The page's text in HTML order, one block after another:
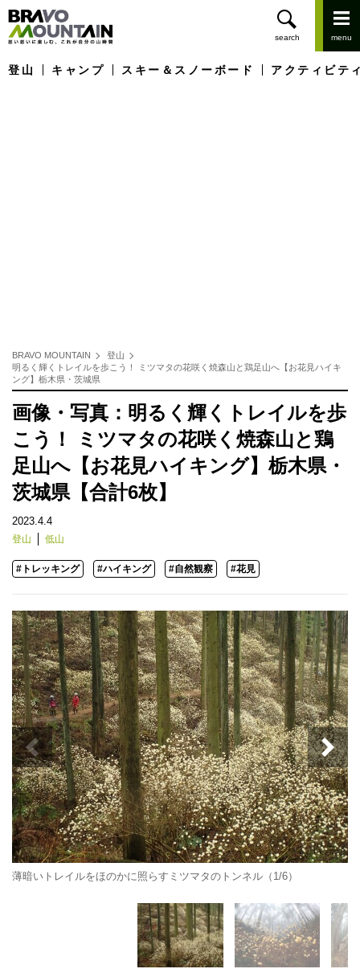
登山 キャンプ スキー＆スノーボード アクティビテ
BRAVO MOUNTAIN
登山
明るく輝くトレイルを歩こう！ ミツマタの花咲く焼森山と鶏足山へ【お花見ハイキ
ング】栃木県・茨城県
画像・写真：明るく輝くトレイルを歩
こう！ ミツマタの花咲く焼森山と鶏
足山へ【お花見ハイキング】栃木県・
茨城県【合計6枚】
2023.4.4
登山 低山
#トレッキング #ハイキング #自然観察 #花見
薄暗いトレイルをほのかに照らすミツマタのトンネル（1/6）